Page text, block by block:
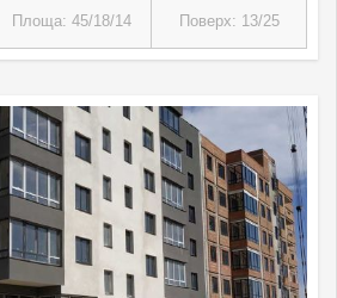
Площа: 45/18/14 Поверх: 13/25